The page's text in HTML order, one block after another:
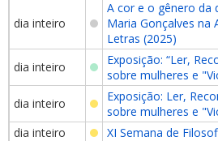
dia inteiro
A cor e o gênero da
Maria Gonçalves na
Letras (2025)
dia inteiro
Exposição: “Ler,
sobre mulheres e
dia inteiro
Exposição: Ler,
sobre mulheres e
dia inteiro
XI Semana de